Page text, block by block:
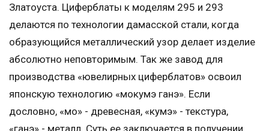
Златоуста. Циферблаты к моделям 295 и 293
делаются по технологии дамасской стали, когда
образующийся металлический узор делает изделие
абсолютно неповторимым. Так же завод для
производства «ювелирных циферблатов» освоил
японскую технологию «мокумэ ганэ». Если
дословно, «мо» - древесная, «кумэ» - текстура,
«ганэ» - металл. Суть ее заключается в получении